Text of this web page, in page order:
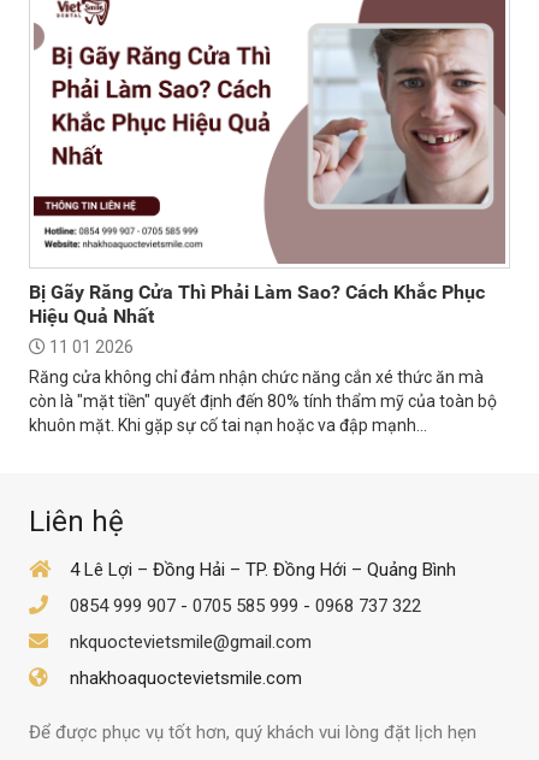
Bị Gãy Răng Cửa Thì Phải Làm Sao? Cách Khắc Phục
Hiệu Quả Nhất
11 01 2026
Răng cửa không chỉ đảm nhận chức năng cắn xé thức ăn mà
còn là "mặt tiền" quyết định đến 80% tính thẩm mỹ của toàn bộ
khuôn mặt. Khi gặp sự cố tai nạn hoặc va đập mạnh...
Liên hệ
4 Lê Lợi – Đồng Hải – TP. Đồng Hới – Quảng Bình
0854 999 907 - 0705 585 999 - 0968 737 322
nkquoctevietsmile@gmail.com
nhakhoaquoctevietsmile.com
Để được phục vụ tốt hơn, quý khách vui lòng đặt lịch hẹn